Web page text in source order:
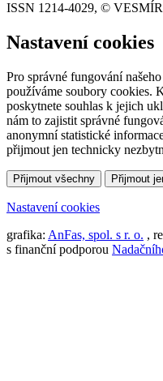
ISSN 1214-4029, ©
Nastavení cookies
Pro správné fungování
používáme soubory cookies.
poskytnete souhlas k jejich
nám to zajistit správné
anonymní statistické
přijmout jen technicky
Přijmout všechny Přijmout
Nastavení cookies
grafika: AnFas, spol. s r. o. ,
s finanční podporou